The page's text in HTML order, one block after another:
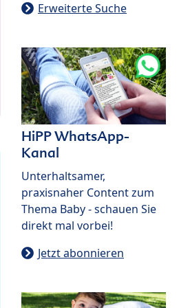
Erweiterte Suche
HiPP WhatsApp-
Kanal
Unterhaltsamer,
praxisnaher Content zum
Thema Baby - schauen Sie
direkt mal vorbei!
Jetzt abonnieren